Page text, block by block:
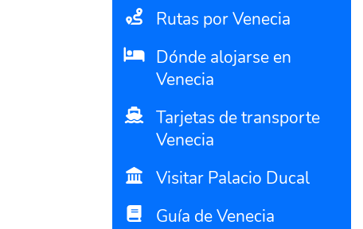
Rutas por Venecia
Dónde alojarse en
Venecia
Tarjetas de transporte
Venecia
Visitar Palacio Ducal
Guía de Venecia